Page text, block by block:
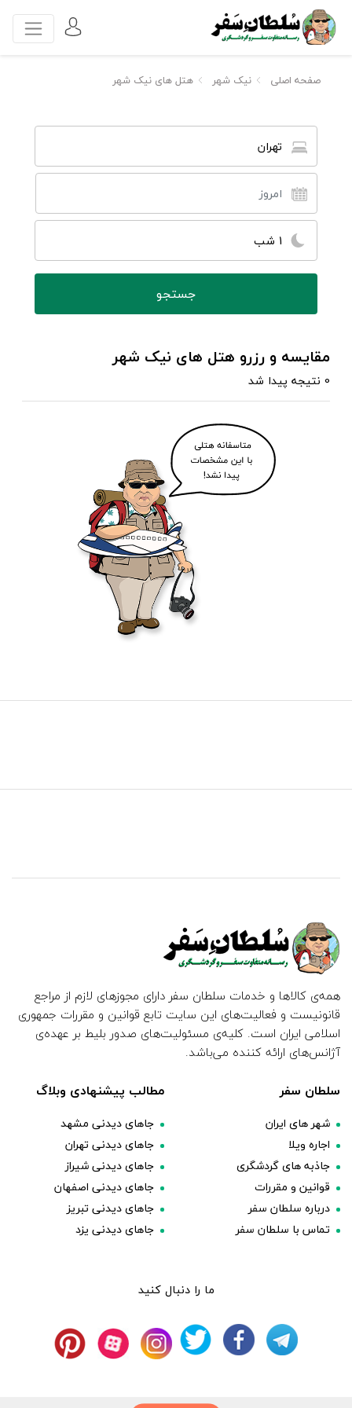
صفحه اصلی نیک شهر هتل های نیک شهر
تهران
1 شب
مقایسه و رزرو هتل های نیک شهر
0 نتیجه پیدا شد
همه‌ی کالاها و خدمات سلطان سفر دارای مجوزهای لازم از مراجع
قانونیست و فعالیت‌های این سایت تابع قوانین و مقررات جمهوری
اسلامی ایران است. کلیه‌ی مسئولیت‌های صدور بلیط بر عهده‌ی
آژانس‌های ارائه کننده می‌باشد.
سلطان سفر
شهر های ایران
اجاره ویلا
جاذبه های گردشگری
قوانین و مقررات
درباره سلطان سفر
تماس با سلطان سفر
مطالب پیشنهادی وبلاگ
جاهای دیدنی مشهد
جاهای دیدنی تهران
جاهای دیدنی شیراز
جاهای دیدنی اصفهان
جاهای دیدنی تبریز
جاهای دیدنی یزد
ما را دنبال کنید